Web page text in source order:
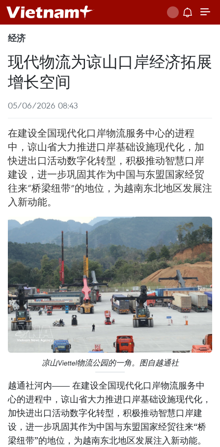
经济
现代物流为谅山口岸经济拓展
增长空间
05/06/2026 08:43
在建设全国现代化口岸物流服务中心的进程
中，谅山省大力推进口岸基础设施现代化，加
快进出口活动数字化转型，积极推动智慧口岸
建设，进一步巩固其作为中国与东盟国家经贸
往来“桥梁纽带”的地位，为越南东北地区发展注
入新动能。
凉山Viettel物流公园的一角。图自越通社
越通社河内—— 在建设全国现代化口岸物流服务中
心的进程中，谅山省大力推进口岸基础设施现代化，
加快进出口活动数字化转型，积极推动智慧口岸建
设，进一步巩固其作为中国与东盟国家经贸往来“桥
梁纽带”的地位，为越南东北地区发展注入新动能。